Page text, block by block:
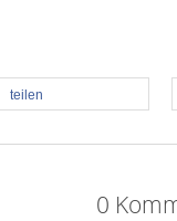
teilen
0